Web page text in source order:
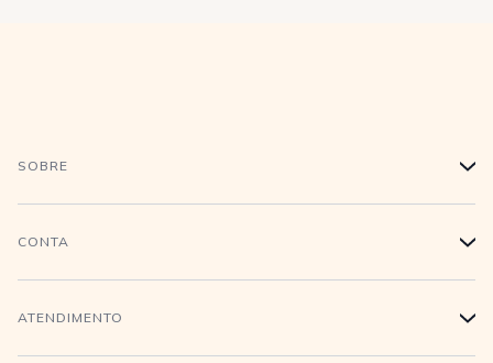
SOBRE +
História
Conecte-se
CONTA +
Login
ATENDIMENTO +